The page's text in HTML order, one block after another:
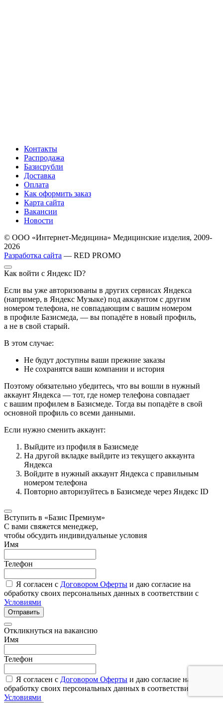
Контакты
Распродажа
Базисрубли
Доставка
Оплата
Как оформить заказ
Карта сайта
Вакансии
Новости
© ООО «Интернет-Медицина» Медицинские изделия, 2009-
2026
Разработка сайта — RED PROMO
Как войти с Яндекс ID?
Если вы уже авторизованы в других сервисах Яндекса
(например, в Яндекс Музыке) под аккаунтом с другим
номером телефона, не совпадающим с вашим номером
в профиле Базисмеда, — вы попадёте в новый профиль,
а не в свой старый.
В этом случае:
Не будут доступны ваши прежние заказы
Не сохранятся ваши компании и история
Поэтому обязательно убедитесь, что вы вошли в нужный
аккаунт Яндекса — тот, где номер телефона совпадает
с вашим профилем в Базисмеде. Тогда вы попадёте в свой
основной профиль со всеми данными.
Если нужно сменить аккаунт:
Выйдите из профиля в Базисмеде
На другой вкладке выйдите из текущего аккаунта
Яндекса
Войдите в нужный аккаунт Яндекса с правильным
номером телефона
Повторно авторизуйтесь в Базисмеде через Яндекс ID
Вступить в «Базис Премиум»
С вами свяжется менеджер,
чтобы обсудить индивидуальные условия
Имя
Телефон
Я согласен с Договором Оферты и даю согласие на
обработку своих персональных данных в соответствии с
Условиями
Отправить
Откликнуться на вакансию
Имя
Телефон
Я согласен с Договором Оферты и даю согласие на
обработку своих персональных данных в соответствии с
Условиями